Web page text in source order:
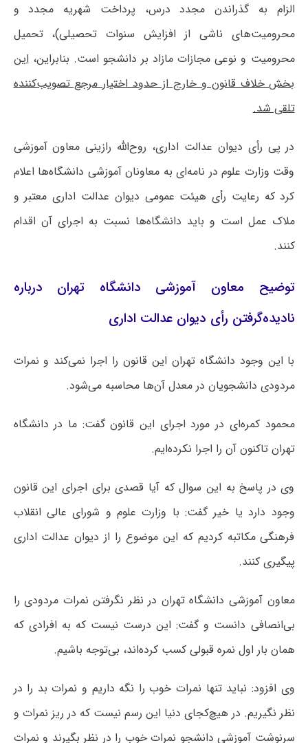
الزام به گذراندن مجدد درس، پرداخت شهریه مجدد و
محرومیت‌های ناشی از افزایش سنوات تحصیلی)، تحمیل
محرومیت و نوعی مجازات مازاد بر دانشجو است. بنابراین،این
بخش خلاف قانون و خارج از حدود اختیار مرجع تصویب‌کننده
تلقی شد.
در پی رأی دیوان عدالت اداری، روح‌الله رازینی معاون آموزشی
وقت وزارت علوم در نامه‌ای به معاونان آموزشی دانشگاه‌ها اعلام
کرد که رعایت رأی هیئت عمومی دیوان عدالت اداری معتبر و
ملاک عمل است و باید دانشگاه‌ها نسبت به اجرای آن اقدام
کنند.
توضیح معاون آموزشی دانشگاه تهران درباره
نادیده‌گرفتن رأی دیوان عدالت اداری
با این وجود دانشگاه تهران این قانون را اجرا نمی‌کند و نمرات
مردودی دانشجویان در معدل آن‌ها محاسبه می‌شود.
محمود کمره‌ای در مورد اجرای این قانون گفت: ما در دانشگاه
تهران تاکنون آن را اجرا نکرده‌ایم.
وی در پاسخ به این سوال که آیا قصدی برای اجرای این قانون
وجود دارد یا خیر گفت: با وزارت علوم و شورای عالی انقلاب
فرهنگی مکاتبه کردیم که این موضوع را از دیوان عدالت اداری
پیگیری کنند.
معاون آموزشی دانشگاه تهران در نظر نگرفتن نمرات مردودی را
بی‌انصافی دانست و گفت: این درست نیست که به افرادی که
همان بار اول نمره قبولی کسب کرده‌اند، بی‌توجه باشیم.
وی افزود: نباید تنها نمرات خوب را نگه داریم و نمرات بد را در
نظر نگیریم. در هیچ‌کجای دنیا این رسم نیست که در ریز نمرات و
سرنوشت آموزشی دانشجو نمرات خوب را در نظر بگیرند و نمرات